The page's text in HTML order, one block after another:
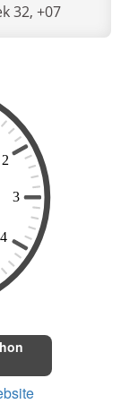
32, +07